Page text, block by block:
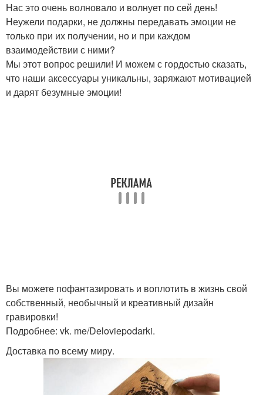
Нас это очень волновало и волнует по сей день!
Неужели подарки, не должны передавать эмоции не
только при их получении, но и при каждом
взаимодействии с ними?
Мы этот вопрос решили! И можем с гордостью сказать,
что наши аксессуары уникальны, заряжают мотивацией
и дарят безумные эмоции!
Вы можете пофантазировать и воплотить в жизнь свой
собственный, необычный и креативный дизайн
гравировки!
Подробнее: vk. me/Deloviepodarki.
Доставка по всему миру.